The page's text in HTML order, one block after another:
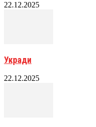
22.12.2025
Укради
22.12.2025